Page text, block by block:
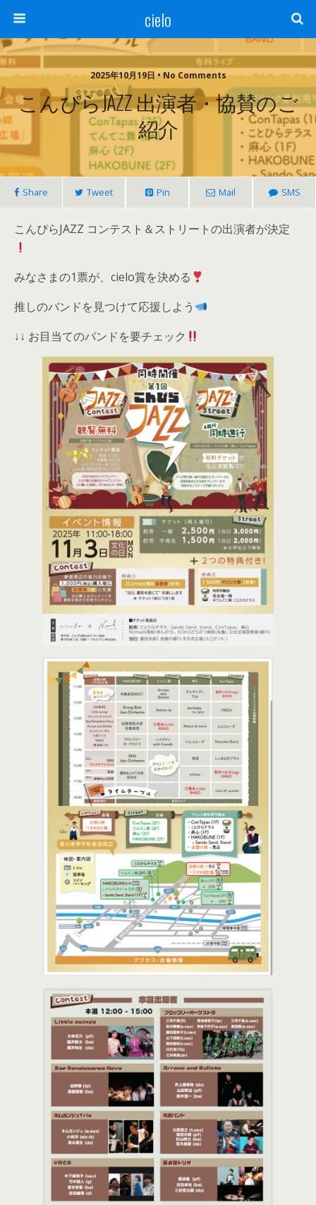
cielo
2025年10月19日 • No Comments
こんぴらJAZZ 出演者・協賛のご
紹介
Share Tweet Pin Mail SMS
こんぴらJAZZ コンテスト＆ストリートの出演者が決定
みなさまの1票が、cielo賞を決める
推しのバンドを見つけて応援しよう
↓↓ お目当てのバンドを要チェック